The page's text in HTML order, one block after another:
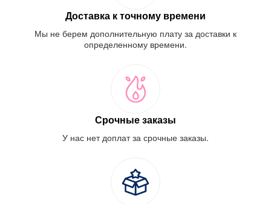
Доставка к точному времени
Мы не берем дополнительную плату за доставки к
определенному времени.
Срочные заказы
У нас нет доплат за срочные заказы.